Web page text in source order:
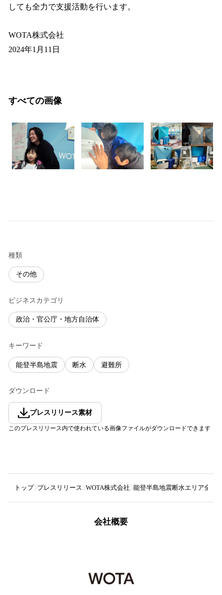
しても全力で支援活動を行います。
WOTA株式会社
2024年1月11日
すべての画像
種類
その他
ビジネスカテゴリ
政治・官公庁・地方自治体
キーワード
能登半島地震 断水 避難所
ダウンロード
プレスリリース素材
このプレスリリース内で使われている画像ファイルがダウンロードできます
トップ プレスリリース WOTA株式会社 能登半島地震断水エリア全域
会社概要